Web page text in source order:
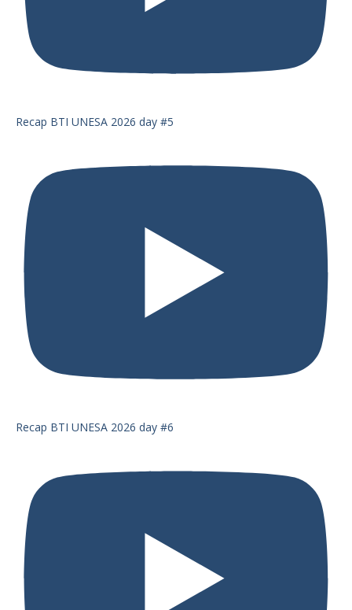
Recap BTI UNESA 2026 day #5
Recap BTI UNESA 2026 day #6